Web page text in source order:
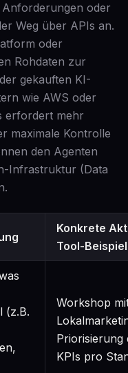
oder
Weg über APIs an.
oder
Rohdaten zur
gekauften KI-
wie AWS oder
erfordert mehr
maximale Kontrolle
den Agenten
Infrastruktur (Data
Konkrete
Tool-Beispiel
(z.B.
Workshop
Priorisierung
KPIs pro